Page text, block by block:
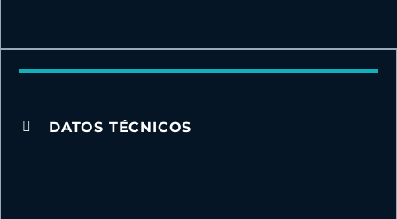
DATOS TÉCNICOS